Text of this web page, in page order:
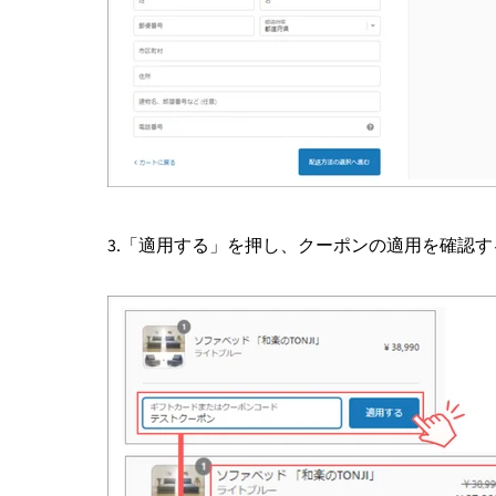
3.「適用する」を押し、クーポンの適用を確認